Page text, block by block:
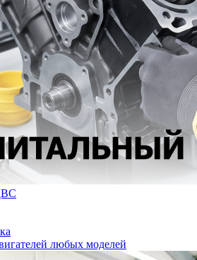
любых моделей